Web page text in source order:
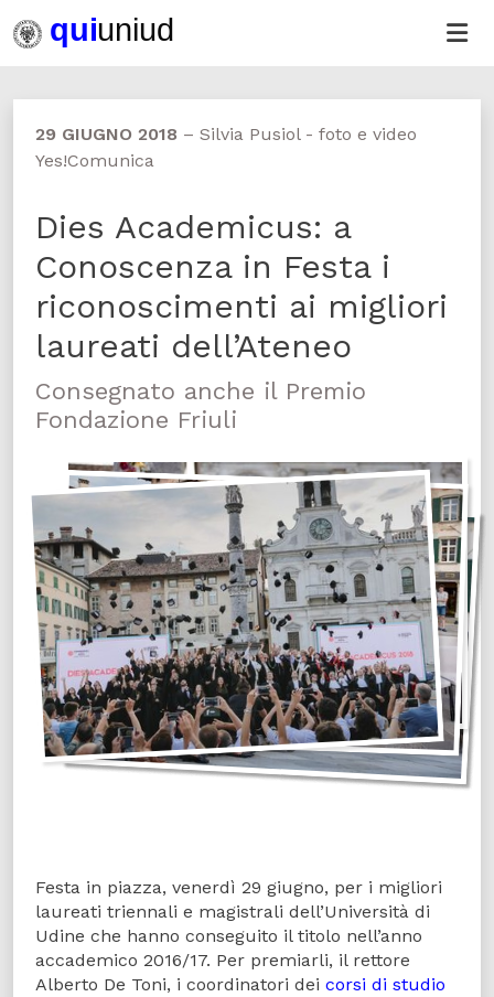
29 GIUGNO 2018 – Silvia Pusiol - foto e video
Yes!Comunica
Dies Academicus: a
Conoscenza in Festa i
riconoscimenti ai migliori
laureati dell’Ateneo
Consegnato anche il Premio
Fondazione Friuli
Festa in piazza, venerdì 29 giugno, per i migliori
laureati triennali e magistrali dell’Università di
Udine che hanno conseguito il titolo nell’anno
accademico 2016/17. Per premiarli, il rettore
Alberto De Toni, i coordinatori dei corsi di studio